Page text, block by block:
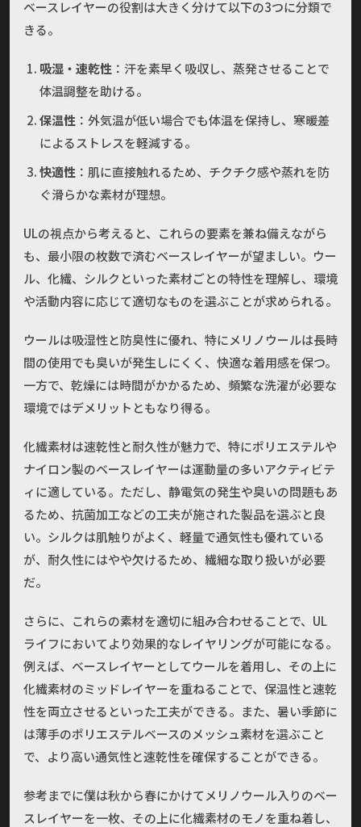
ベースレイヤーの役割は大きく分けて以下の3つに分類で
きる。
吸湿・速乾性 ：汗を素早く吸収し、蒸発させることで
体温調整を助ける。
保温性 ：外気温が低い場合でも体温を保持し、寒暖差
によるストレスを軽減する。
快適性 ：肌に直接触れるため、チクチク感や蒸れを防
ぐ滑らかな素材が理想。
ULの視点から考えると、これらの要素を兼ね備えながら
も、最小限の枚数で済むベースレイヤーが望ましい。ウー
ル、化繊、シルクといった素材ごとの特性を理解し、環境
や活動内容に応じて適切なものを選ぶことが求められる。
ウールは吸湿性と防臭性に優れ、特にメリノウールは長時
間の使用でも臭いが発生しにくく、快適な着用感を保つ。
一方で、乾燥には時間がかかるため、頻繁な洗濯が必要な
環境ではデメリットともなり得る。
化繊素材は速乾性と耐久性が魅力で、特にポリエステルや
ナイロン製のベースレイヤーは運動量の多いアクティビテ
ィに適している。ただし、静電気の発生や臭いの問題もあ
るため、抗菌加工などの工夫が施された製品を選ぶと良
い。シルクは肌触りがよく、軽量で通気性も優れている
が、耐久性にはやや欠けるため、繊細な取り扱いが必要
だ。
さらに、これらの素材を適切に組み合わせることで、UL
ライフにおいてより効果的なレイヤリングが可能になる。
例えば、ベースレイヤーとしてウールを着用し、その上に
化繊素材のミッドレイヤーを重ねることで、保温性と速乾
性を両立させるといった工夫ができる。また、暑い季節に
は薄手のポリエステルベースのメッシュ素材を選ぶこと
で、より高い通気性と速乾性を確保することができる。
参考までに僕は秋から春にかけてメリノウール入りのベー
スレイヤーを一枚、その上に化繊素材のモノを重ね着し、